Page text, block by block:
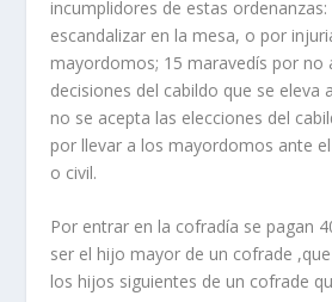
incumplidores de estas
escandalizar en la mesa, o por
mayordomos; 15 maravedí­s por no
decisiones del cabildo que se eleva
no se acepta las elecciones del
por llevar a los mayordomos ante
o civil.
Por entrar en la cofradí­a se pagan
ser el hijo mayor de un cofrade
los hijos siguientes de un cofrade